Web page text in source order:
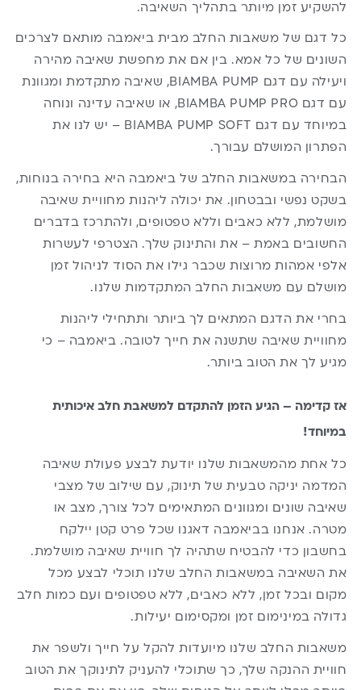
להשקיע זמן מיותר בתהליך השאיבה.
כל דגם של משאבות החלב מבית ביאמבה מותאם לצרכים
השונים של כל אמא. בין אם את מחפשת שאיבה מהירה
ויעילה עם דגם BIAMBA PUMP, שאיבה מתקדמת ומגוונת
עם דגם BIAMBA PUMP PRO, או שאיבה עדינה ונוחה
במיוחד עם דגם BIAMBA PUMP SOFT – יש לנו את
הפתרון המושלם עבורך.
הבחירה במשאבות החלב של ביאמבה היא בחירה בנוחות,
בשקט נפשי ובבטחון. את יכולה ליהנות מחוויית שאיבה
מושלמת, ללא כאבים וללא טפטופים, ולהתרכז בדברים
החשובים באמת – את והתינוק שלך. הצטרפי לעשרות
אלפי אמהות מרוצות שכבר גילו את הסוד לניהול זמן
מושלם עם משאבות החלב המתקדמות שלנו.
בחרי את הדגם המתאים לך ביותר ותתחילי ליהנות
מחוויית שאיבה שתשנה את חייך לטובה. ביאמבה – כי
מגיע לך את הטוב ביותר.
אז קדימה – הגיע הזמן להתקדם למשאבת חלב איכותית
במיוחד!
כל אחת מהמשאבות שלנו יודעת לבצע פעולת שאיבה
המדמה יניקה טבעית של תינוק, עם שילוב של מצבי
שאיבה שונים ומגוונים המתאימים לכל צורך, מצב או
מטרה. אנחנו בביאמבה דאגנו שכל פרט קטן יילקח
בחשבון כדי להבטיח שתהיה לך חוויית שאיבה מושלמת.
את השאיבה במשאבות החלב שלנו תוכלי לבצע מכל
מקום ובכל זמן, ללא כאבים, ללא טפטופים ועם כמות חלב
גדולה במינימום זמן ומקסימום יעילות.
משאבות החלב שלנו מיועדות להקל על חייך ולשפר את
חוויית ההנקה שלך, כך שתוכלי להעניק לתינוקך את הטוב